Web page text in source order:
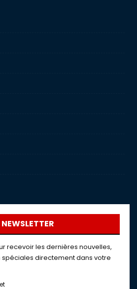
NEWSLETTER
recevoir les dernières nouvelles,
spéciales directement dans votre